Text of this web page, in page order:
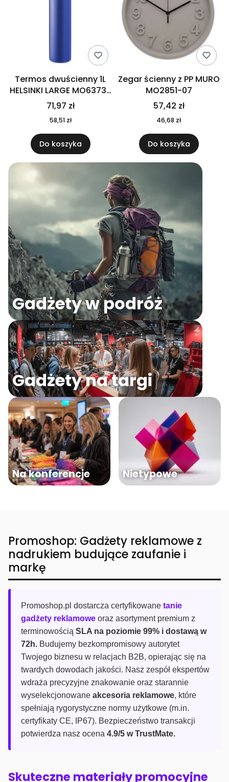
Termos dwuścienny 1L
HELSINKI LARGE MO6373-
04
71,97 zł
58,51 zł
Do koszyka
Zegar ścienny z PP MURO
MO2851-07
57,42 zł
46,68 zł
Do koszyka
Gadżety w podróż
Gadżety na targi
Na konferencje Nietypowe
Promoshop: Gadżety reklamowe z
nadrukiem budujące zaufanie i
markę
Promoshop.pl dostarcza certyfikowane tanie
gadżety reklamowe oraz asortyment premium z
terminowością SLA na poziomie 99% i dostawą w
72h. Budujemy bezkompromisowy autorytet
Twojego biznesu w relacjach B2B, opierając się na
twardych dowodach jakości. Nasz zespół ekspertów
wdraża precyzyjne znakowanie oraz starannie
wyselekcjonowane akcesoria reklamowe, które
spełniają rygorystyczne normy użytkowe (m.in.
certyfikaty CE, IP67). Bezpieczeństwo transakcji
potwierdza nasz ocena 4.9/5 w TrustMate.
Skuteczne materiały promocyjne